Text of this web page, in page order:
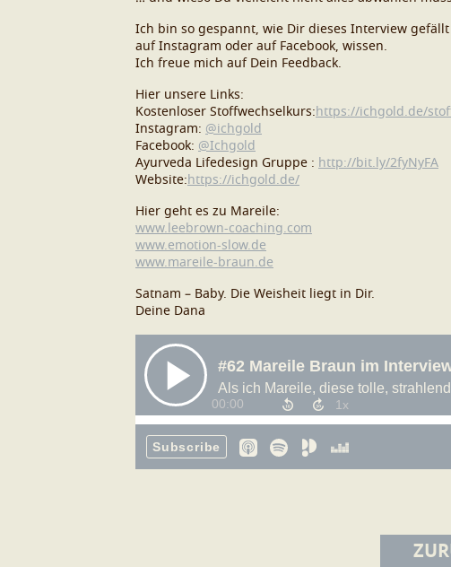
Ich bin so gespannt, wie Dir dieses Interview
auf Instagram oder auf Facebook, wissen.
Ich freue mich auf Dein Feedback.
Hier unsere Links:
Kostenloser Stoffwechselkurs: https://ichgold.de/
Instagram: @ichgold
Facebook: @Ichgold
Ayurveda Lifedesign Gruppe : http://bit.ly/2fyNyFA
Website: https://ichgold.de/
Hier geht es zu Mareile:
www.leebrown-coaching.com
www.emotion-slow.de
www.mareile-braun.de
Satnam – Baby. Die Weisheit liegt in Dir.
Deine Dana